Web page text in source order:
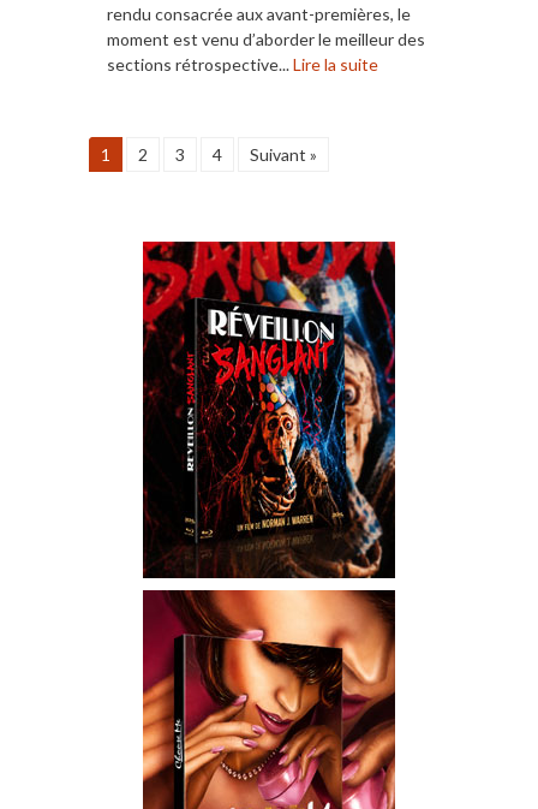
rendu consacrée aux avant-premières, le
moment est venu d’aborder le meilleur des
sections rétrospective...Lire la suite
1 2 3 4 Suivant »